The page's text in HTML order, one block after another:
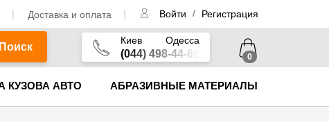
Доставка и оплата Войти / Регистрация
Поиск
Киев Одесса
(044) 498-44-89 0
КУЗОВА АВТО АБРАЗИВНЫЕ МАТЕРИАЛЫ